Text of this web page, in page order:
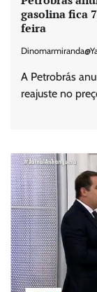
gasolina fica
feira
A Petrobrás
reajuste no